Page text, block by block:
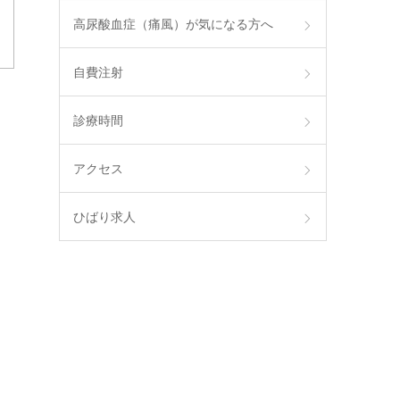
高尿酸血症（痛風）が気になる方へ
自費注射
診療時間
アクセス
ひばり求人